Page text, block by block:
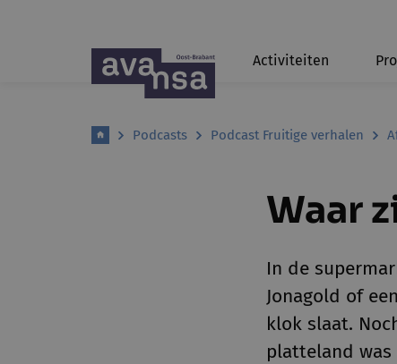
Activiteiten
Podcasts Podcast Fruitige verhalen
Waar
In de
Jonagold of
klok slaat.
platteland